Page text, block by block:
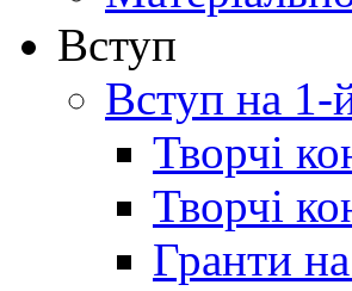
Вступ
Вступ на 1-
Творчі
Творчі
Гранти